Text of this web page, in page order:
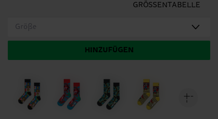
GRÖSSENTABELLE
Größe
HINZUFÜGEN